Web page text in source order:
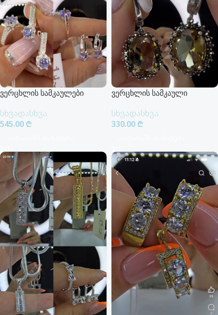
ვერცხლის სამკაულები
სხვადასხვა
545.00 ₾
ვერცხლის სამკაული
სხვადასხვა
330.00 ₾